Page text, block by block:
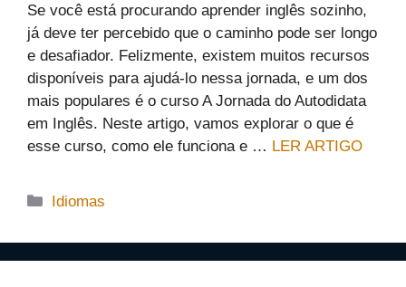
Se você está procurando aprender inglês sozinho,
já deve ter percebido que o caminho pode ser longo
e desafiador. Felizmente, existem muitos recursos
disponíveis para ajudá-lo nessa jornada, e um dos
mais populares é o curso A Jornada do Autodidata
em Inglês. Neste artigo, vamos explorar o que é
esse curso, como ele funciona e … LER ARTIGO
Categorias
Idiomas